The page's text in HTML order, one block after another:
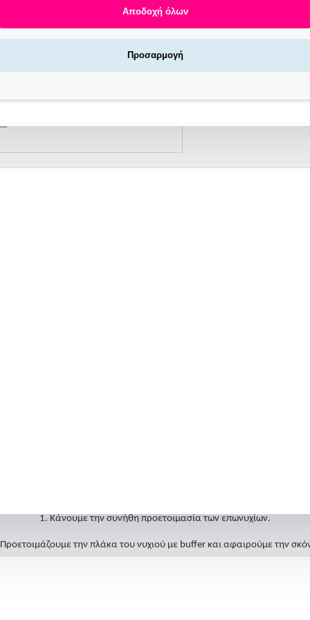
1. Κάνουμε την συνήθη προετοιμασία των επωνυχίων.
την πλάκα του νυχιού με buffer και αφαιρούμε την
Αποδοχή όλων
Προσαρμογή